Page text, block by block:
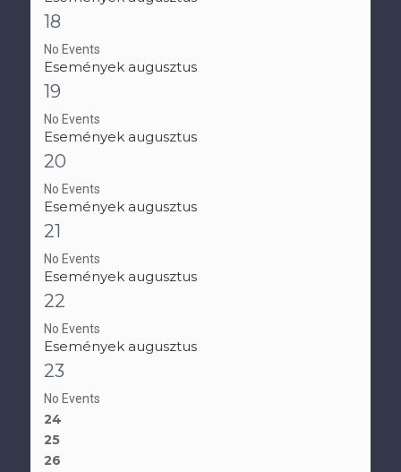
18
No Events
Események augusztus
19
No Events
Események augusztus
20
No Events
Események augusztus
21
No Events
Események augusztus
22
No Events
Események augusztus
23
No Events
24
25
26